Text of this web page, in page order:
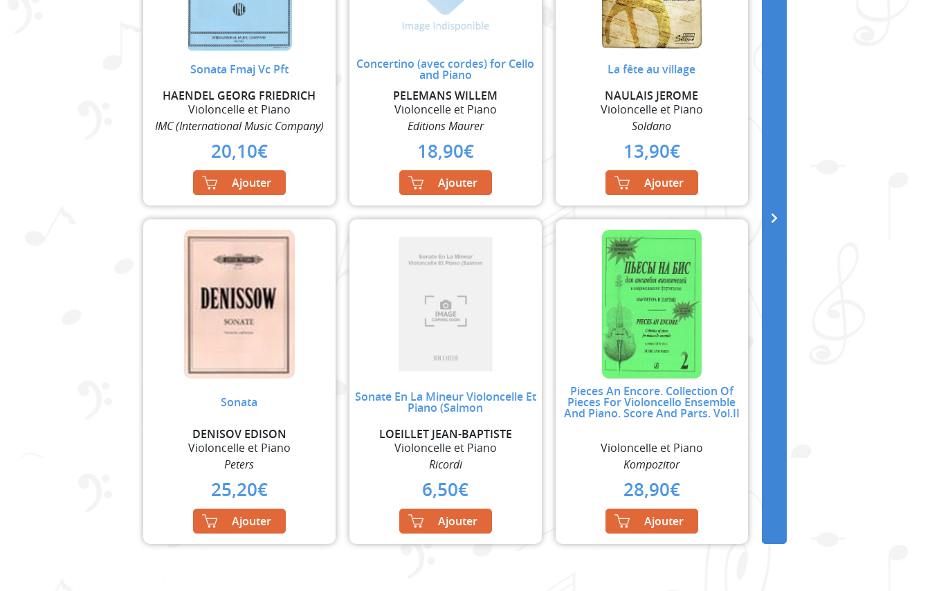
Sonata Fmaj Vc Pft
HAENDEL GEORG FRIEDRICH
Violoncelle et Piano
IMC (International Music Company)
20,10€
Ajouter
Concertino (avec cordes) for Cello
and Piano
PELEMANS WILLEM
Violoncelle et Piano
Editions Maurer
18,90€
Ajouter
La fête au village
NAULAIS JEROME
Violoncelle et Piano
Soldano
13,90€
Ajouter
Sonata
DENISOV EDISON
Violoncelle et Piano
Peters
25,20€
Ajouter
Sonate En La Mineur Violoncelle Et
Piano (Salmon
LOEILLET JEAN-BAPTISTE
Violoncelle et Piano
Ricordi
6,50€
Ajouter
Pieces An Encore. Collection Of
Pieces For Violoncello Ensemble
And Piano. Score And Parts. Vol.II
Violoncelle et Piano
Kompozitor
28,90€
Ajouter